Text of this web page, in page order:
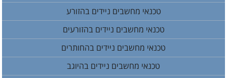
טכנאי מחשבים ניידים בהזורע
טכנאי מחשבים ניידים בהזורעים
טכנאי מחשבים ניידים בהחותרים
טכנאי מחשבים ניידים בהיוגב